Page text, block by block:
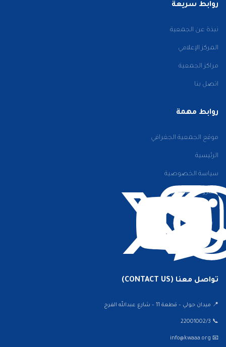
روابط سريعة
نبذة عن الجمعية
المركز الإعلامي
مراكز الجمعية
اتصل بنا
روابط مهمة
موقع الجمعية الجغرافي
الرئيسية
سياسة الخصوصية
الشروط والأحكام
تواصل معنا (CONTACT US)
📍 ميدان حولي – قطعة 11 – شارع عبدالله الفرج
📞 22001002/3
📧 info@kwaaa.org